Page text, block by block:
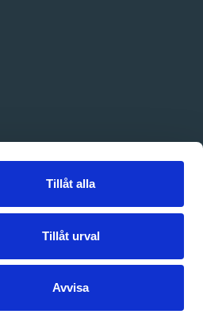
Tillåt alla
Tillåt urval
Avvisa